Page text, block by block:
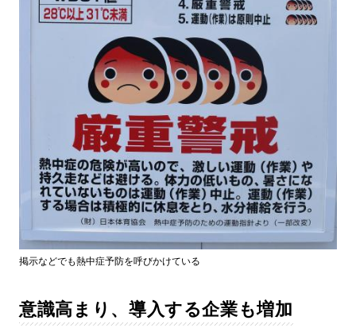
掲示などでも熱中症予防を呼びかけている
意識高まり、導入する企業も増加